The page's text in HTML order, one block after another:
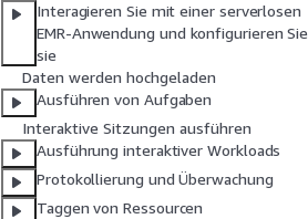
Interagieren Sie mit einer serverlosen
EMR-Anwendung und konfigurieren Sie
sie
Daten werden hochgeladen
Ausführen von Aufgaben
Interaktive Sitzungen ausführen
Ausführung interaktiver Workloads
Protokollierung und Überwachung
Taggen von Ressourcen